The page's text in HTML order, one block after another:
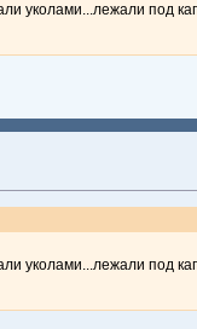
уколами...лежали под
уколами...лежали под